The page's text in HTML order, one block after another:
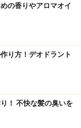
の香りやアロマオイ
り方！デオドラント
！ 不快な髪の臭いを